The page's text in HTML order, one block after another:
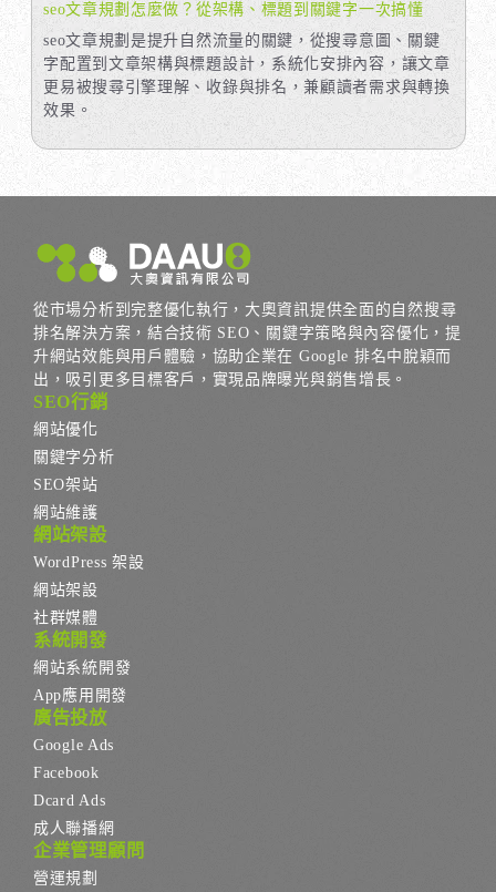
seo文章規劃怎麼做？從架構、標題到關鍵字一次搞懂
seo文章規劃是提升自然流量的關鍵，從搜尋意圖、關鍵
字配置到文章架構與標題設計，系統化安排內容，讓文章
更易被搜尋引擎理解、收錄與排名，兼顧讀者需求與轉換
效果。
從市場分析到完整優化執行，大奧資訊提供全面的自然搜尋
排名解決方案，結合技術 SEO、關鍵字策略與內容優化，提
升網站效能與用戶體驗，協助企業在 Google 排名中脫穎而
出，吸引更多目標客戶，實現品牌曝光與銷售增長。
SEO行銷
網站優化
關鍵字分析
SEO架站
網站維護
網站架設
WordPress 架設
網站架設
社群媒體
系統開發
網站系統開發
App應用開發
廣告投放
Google Ads
Facebook
Dcard Ads
成人聯播網
企業管理顧問
營運規劃